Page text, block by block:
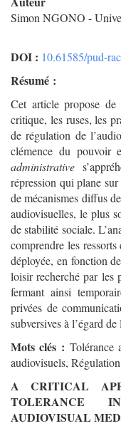
Simon NGONO -
DOI : 10.61585/pud-
Résumé :
Cet article propose de
critique, les ruses, les
de régulation de
clémence du pouvoir
administrative
répression qui plane
de mécanismes diffus
audiovisuelles, le plus
de stabilité sociale.
comprendre les
déployée, en fonction
loisir recherché par les
fermant ainsi
privées de
subversives à l’égard de
Mots clés : Tolérance
audiovisuels,
A CRITICAL
TOLERANCE
AUDIOVISUAL